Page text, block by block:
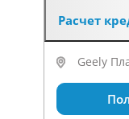
Расчет
Geely